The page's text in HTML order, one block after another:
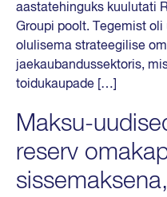
aastatehinguks kuulutati
Groupi poolt. Tegemist
olulisema strateegilise
jaekaubandussektoris,
toidukaupade […]
Maksu-
reserv